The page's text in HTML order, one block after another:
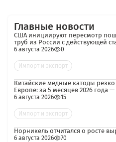
Главные новости
США инициируют пересмотр
труб из России с действующей
6 августа 2026 0
Импорт и экспорт
Китайские медные катоды резко
Европе: за 5 месяцев 2026 года
6 августа 2026 15
Импорт и экспорт
Норникель отчитался о росте
6 августа 2026 70